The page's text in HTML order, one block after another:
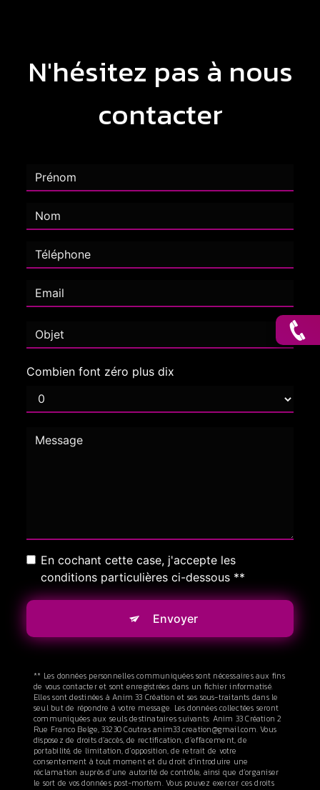
N'hésitez pas à nous
contacter
Combien font zéro plus dix
En cochant cette case, j'accepte les
conditions particulières ci-dessous **
Envoyer
** Les données personnelles communiquées sont nécessaires aux fins
de vous contacter et sont enregistrées dans un fichier informatisé.
Elles sont destinées à Anim 33 Création et ses sous-traitants dans le
seul but de répondre à votre message. Les données collectées seront
communiquées aux seuls destinataires suivants: Anim 33 Création 2
Rue Franco Belge, 33230 Coutras anim33.creation@gmail.com. Vous
disposez de droits d’accès, de rectification, d’effacement, de
portabilité, de limitation, d’opposition, de retrait de votre
consentement à tout moment et du droit d’introduire une
réclamation auprès d’une autorité de contrôle, ainsi que d’organiser
le sort de vos données post-mortem. Vous pouvez exercer ces droits